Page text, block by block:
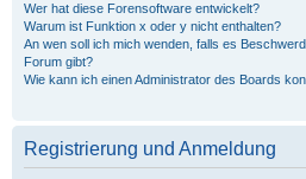
Wer hat diese Forensoftware entwickelt?
Warum ist Funktion x oder y nicht enthalten?
An wen soll ich mich wenden, falls es
Forum gibt?
Wie kann ich einen Administrator des Boards
Registrierung und Anmeldung